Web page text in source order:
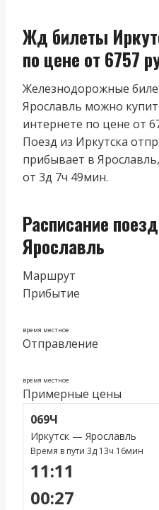
Жд билеты
по цене от 6757
Железнодорожные
Ярославль можно
интернете по цене от
Поезд из Иркутска
прибывает в
от 3д 7ч 49мин.
Расписание
Ярославль
Маршрут
Прибытие
время местное
Отправление
время местное
Примерные цены
069Ч
Иркутск — Ярославль
Время в пути 3д 13ч 16мин
11:11
00:27